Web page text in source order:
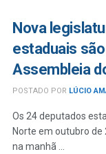
Nova
estaduais
Assembleia
POSTADO POR LÚCIO
Os 24 deputados
Norte em outubro
na manhã ...